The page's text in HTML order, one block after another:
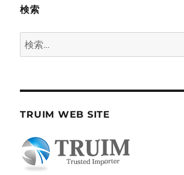
検索
検
索:
TRUIM WEB SITE